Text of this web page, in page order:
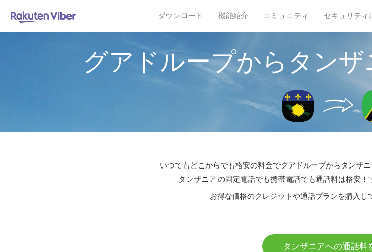
ダウンロード 機能紹介 コミュニティ セキュリティ
グアドループからタン
いつでもどこからでも格安の料金でグアドループからタンザ
タンザニア の固定電話でも携帯電話でも通話料は格安！
お得な価格のクレジットや通話プランを購入し
タンザニアへの通話料